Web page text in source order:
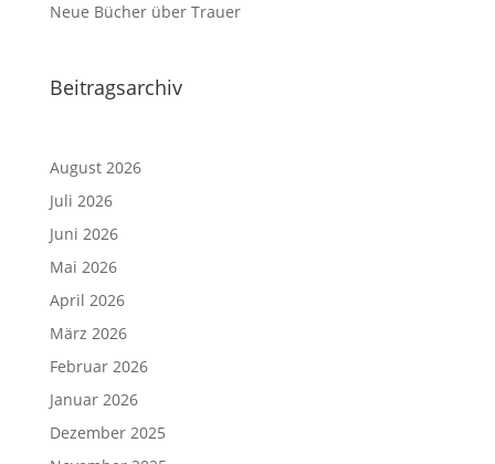
Neue Bücher über Trauer
Beitragsarchiv
August 2026
Juli 2026
Juni 2026
Mai 2026
April 2026
März 2026
Februar 2026
Januar 2026
Dezember 2025